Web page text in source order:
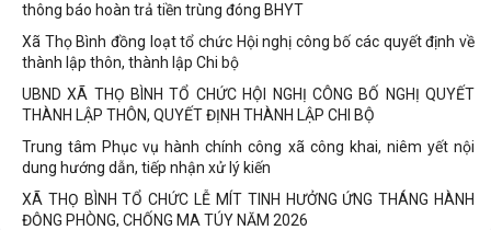
thông báo hoàn trả tiền trùng đóng BHYT
Xã Thọ Bình đồng loạt tổ chức Hội nghị công bố các quyết định về
thành lập thôn, thành lập Chi bộ
UBND XÃ THỌ BÌNH TỔ CHỨC HỘI NGHỊ CÔNG BỐ NGHỊ QUYẾT
THÀNH LẬP THÔN, QUYẾT ĐỊNH THÀNH LẬP CHI BỘ
Trung tâm Phục vụ hành chính công xã công khai, niêm yết nội
dung hướng dẫn, tiếp nhận xử lý kiến
XÃ THỌ BÌNH TỔ CHỨC LỄ MÍT TINH HƯỞNG ỨNG THÁNG HÀNH
ĐỘNG PHÒNG, CHỐNG MA TÚY NĂM 2026